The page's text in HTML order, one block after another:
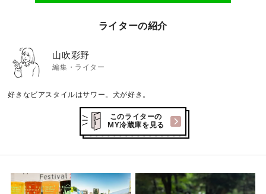
ライターの紹介
山吹彩野
編集・ライター
好きなビアスタイルはサワー。犬が好き。
このライターの
MY冷蔵庫を見る